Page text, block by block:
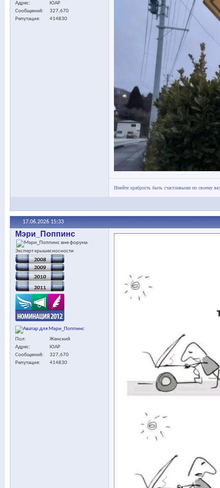
Адрес
ЮАР
Сообщений
327,670
Репутация
414830
Имейте храбрость быть счастливыми по своему
17.06.2026 15:33
Мэри_Поппинс
Эксперт крышесносности
Пол
Женский
Адрес
ЮАР
Сообщений
327,670
Репутация
414830